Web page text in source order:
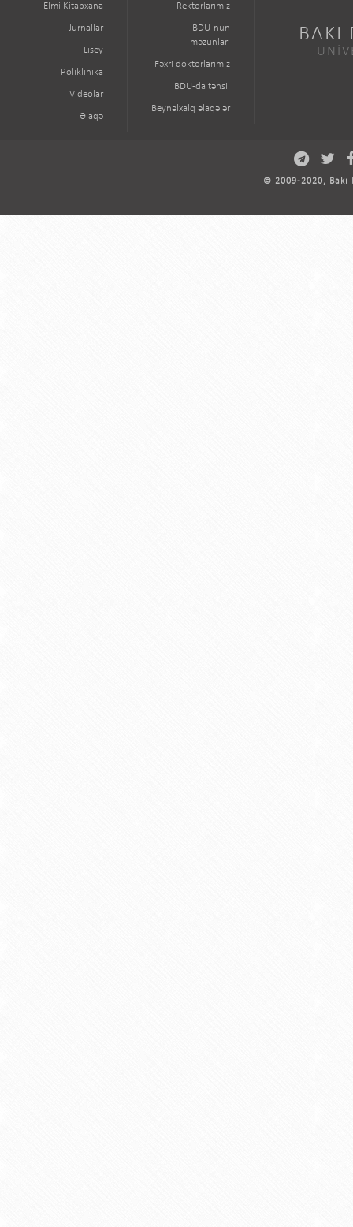
Elmi Kitabxana
Jurnallar
Lisey
Poliklinika
Videolar
Əlaqə
Rektorlarımız
BDU-nun
məzunları
Fəxri doktorlarımız
BDU-da təhsil
Beynəlxalq əlaqələr
BAKI
© 2009-2020,